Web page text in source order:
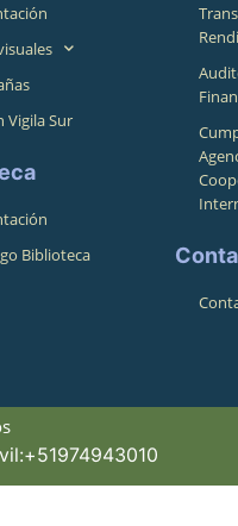
Vigila Sur
Biblioteca